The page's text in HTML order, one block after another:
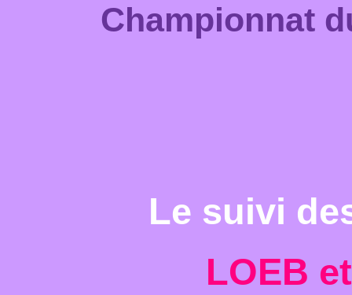
Championnat
Le suivi
LOEB